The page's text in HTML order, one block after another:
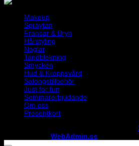
Makeup
Spraytan
Fransar & Bryn
Hårstyling
Naglar
Tandblekning
Smycken
Hud & Kroppsvård
Salongstillbehör
Just for fun
Sommarerbjudande
Om oss
Presentkort
WebAdmin.se